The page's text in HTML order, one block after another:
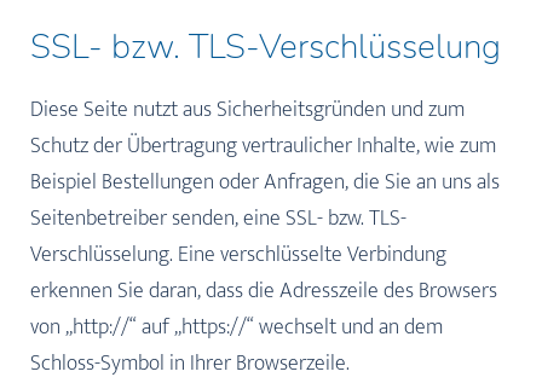
SSL- bzw. TLS-Verschlüsselung
Diese Seite nutzt aus Sicherheitsgründen und zum
Schutz der Übertragung vertraulicher Inhalte, wie zum
Beispiel Bestellungen oder Anfragen, die Sie an uns als
Seitenbetreiber senden, eine SSL- bzw. TLS-
Verschlüsselung. Eine verschlüsselte Verbindung
erkennen Sie daran, dass die Adresszeile des Browsers
von „http://“ auf „https://“ wechselt und an dem
Schloss-Symbol in Ihrer Browserzeile.